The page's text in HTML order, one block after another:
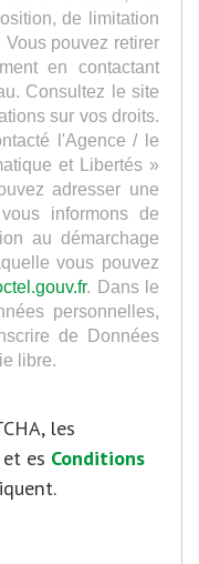
de limitation
pouvez retirer
en contactant
Consultez le site
sur vos droits.
l'Agence / le
et Libertés »
adresser une
informons de
au démarchage
vous pouvez
. Dans le
personnelles,
de Données
libre.
les
et es Conditions